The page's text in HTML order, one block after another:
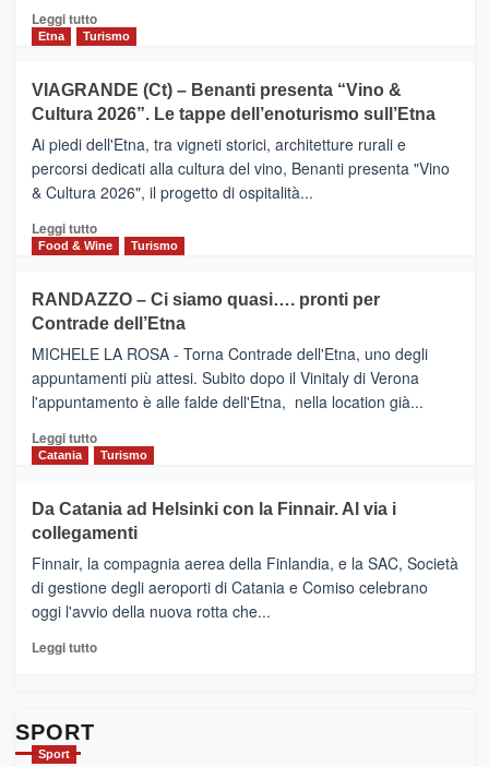
dati
di
Anche
la
Alcantara
nei
primi
nella
classifica
Leggi tuttoLeggi
di
IL
SAN
DOMENICO
PALACE
TAORMINA,
UN
HOTEL
FOUR
IL
NUOVO
SUMMER
CLUB
Etna Turismo
VIAGRANDE (Ct) – Benanti presenta “Vino &
Cultura 2026”. Le tappe dell’enoturismo sull’Etna
Ai piedi dell'Etna, tra vigneti storici, architetture rurali e
percorsi dedicati alla cultura del vino, Benanti presenta "Vino
& Cultura 2026", il progetto di ospitalità...
Leggi tuttoLeggi
di
VIAGRANDE
(Ct)
–
Benanti
presenta
“Vino
&
Cultura
tappe
dell’enoturismo
Food & Wine Turismo
RANDAZZO – Ci siamo quasi…. pronti per
Contrade dell’Etna
MICHELE LA ROSA - Torna Contrade dell'Etna, uno degli
appuntamenti più attesi. Subito dopo il Vinitaly di Verona
l'appuntamento è alle falde dell'Etna, nella location già...
Leggi tuttoLeggi
di
RANDAZZO
–
Ci
siamo
quasi….
pronti
per
Catania Turismo
Da Catania ad Helsinki con la Finnair. Al via i
collegamenti
Finnair, la compagnia aerea della Finlandia, e la SAC, Società
di gestione degli aeroporti di Catania e Comiso celebrano
oggi l'avvio della nuova rotta che...
Leggi tuttoLeggi
SPORT
Sport